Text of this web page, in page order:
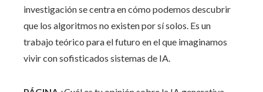
investigación se centra en cómo podemos descubrir
que los algoritmos no existen por sí solos. Es un
trabajo teórico para el futuro en el que imaginamos
vivir con sofisticados sistemas de IA.